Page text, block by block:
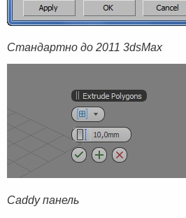
Стандартно до 2011 3dsMax
Caddy панель